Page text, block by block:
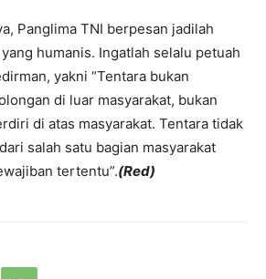
Panglima TNI berpesan jadilah
humanis. Ingatlah selalu petuah
yakni “Tentara bukan
di luar masyarakat, bukan
di atas masyarakat. Tentara tidak
salah satu bagian masyarakat
tertentu”.(Red)